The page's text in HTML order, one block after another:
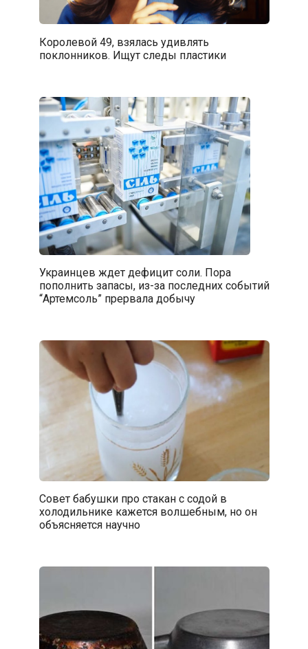
Королевой 49, взялась удивлять
поклонников. Ищут следы пластики
Украинцев ждет дефицит соли. Пора
пополнить запасы, из-за последних событий
“Артемсоль” прервала добычу
Совет бабушки про стакан с содой в
холодильнике кажется волшебным, но он
объясняется научно